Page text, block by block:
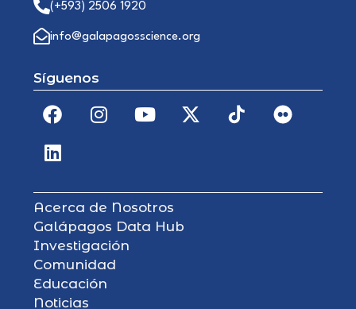
(+593) 2506 1920
info@galapagosscience.org
Síguenos
Acerca de Nosotros
Galápagos Data Hub
Investigación
Comunidad
Educación
Noticias